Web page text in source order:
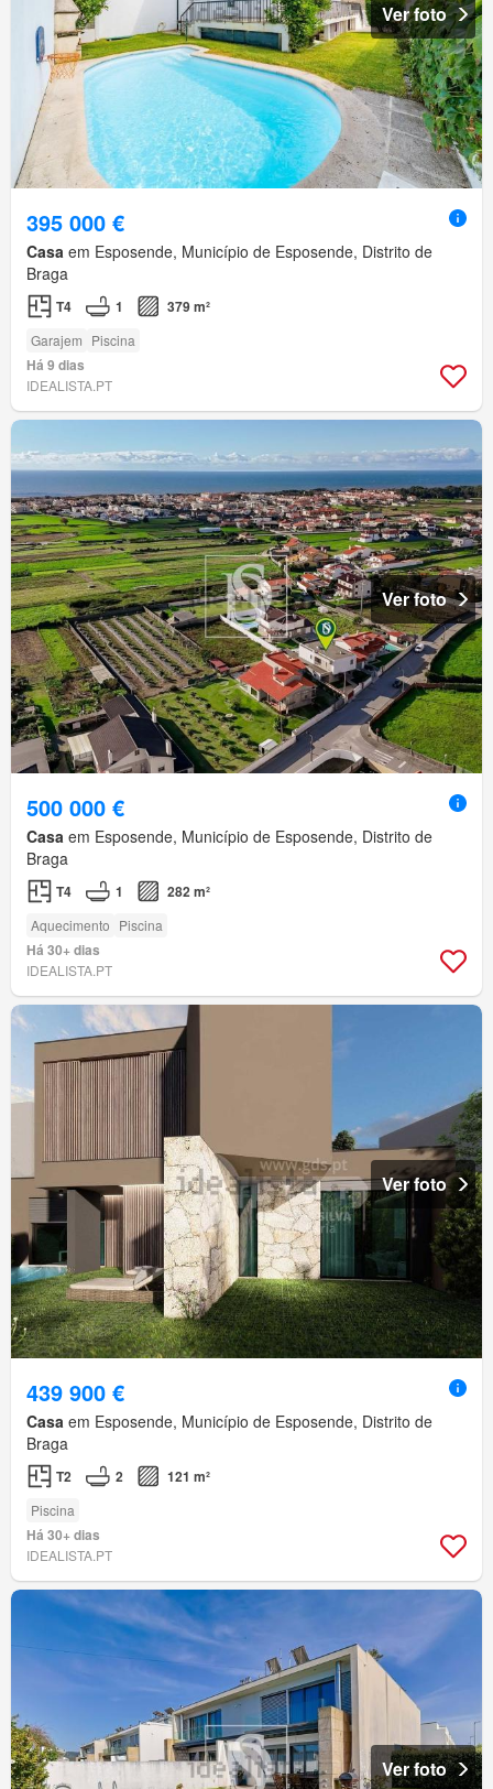
Ver foto
395 000 €
Casa em Esposende, Município de Esposende, Distrito de
Braga
T4 1 379 m²
Garajem Piscina
Há 9 dias
IDEALISTA.PT
Ver foto
500 000 €
Casa em Esposende, Município de Esposende, Distrito de
Braga
T4 1 282 m²
Aquecimento Piscina
Há 30+ dias
IDEALISTA.PT
Ver foto
439 900 €
Casa em Esposende, Município de Esposende, Distrito de
Braga
T2 2 121 m²
Piscina
Há 30+ dias
IDEALISTA.PT
Ver foto